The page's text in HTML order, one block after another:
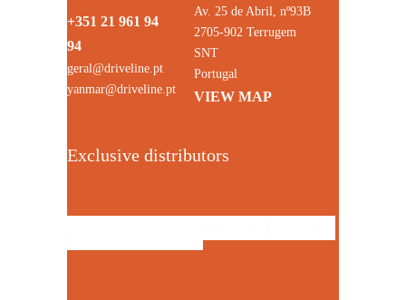
+351 21 961 94
94
geral@driveline.pt
yanmar@driveline.pt
Av. 25 de Abril, nº93B
2705-902 Terrugem
SNT
Portugal
VIEW MAP
Exclusive distributors